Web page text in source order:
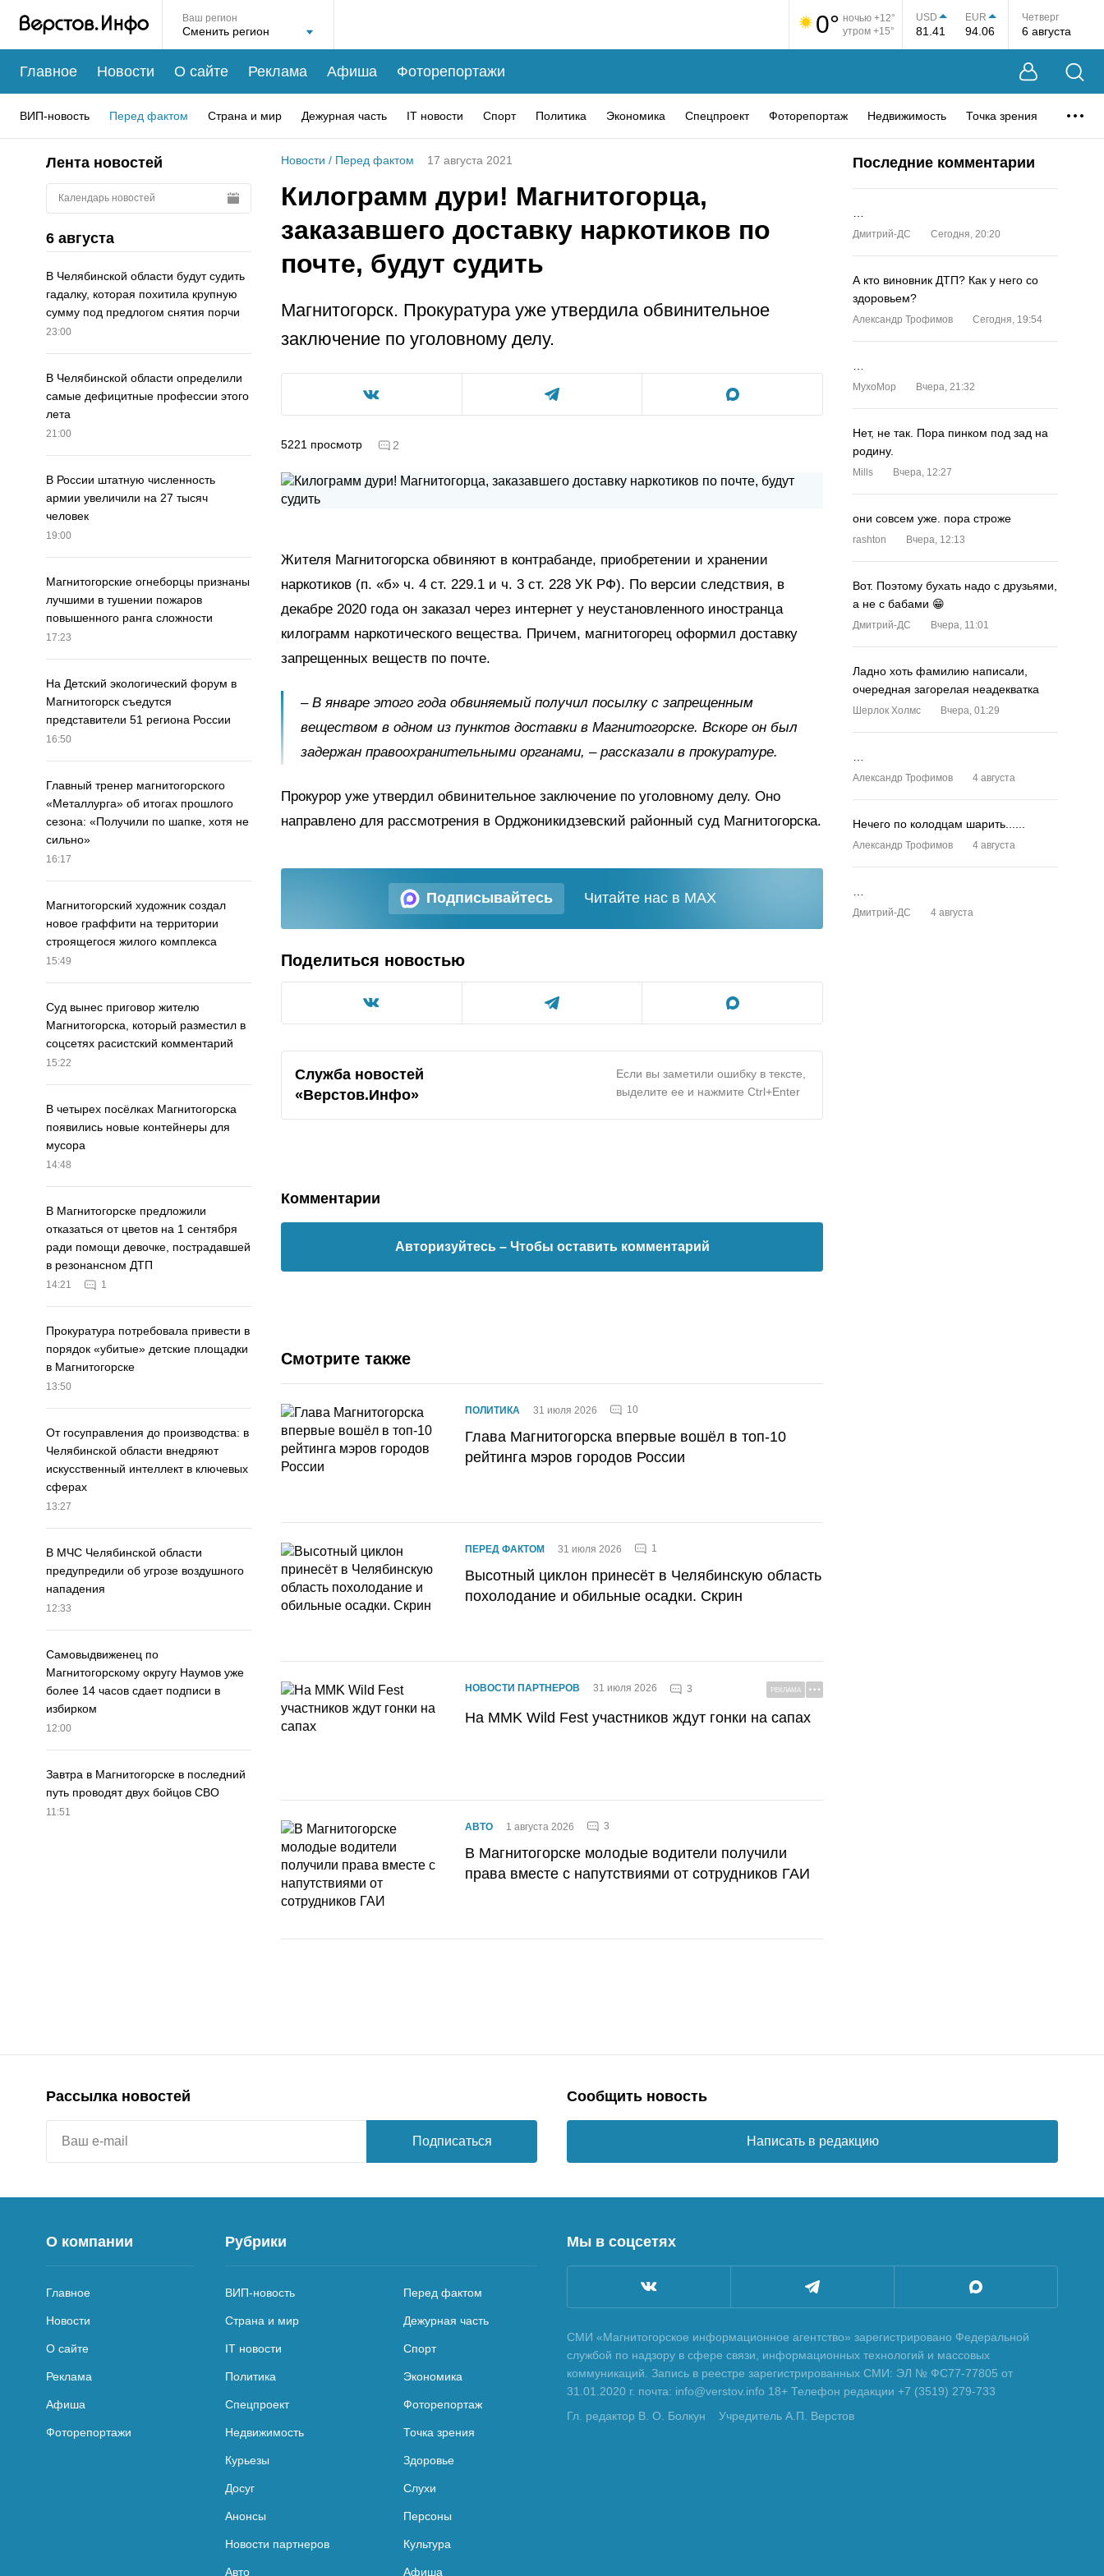
Ваш регион 0° ночью +12°
утром +15°
USD
81.41
EUR
94.06
Четверг
6 августа
Главное Новости О сайте Реклама Афиша Фоторепортажи
ВИП-новость Перед фактом Страна и мир Дежурная часть IT новости Спорт Политика Экономика Спецпроект Фоторепортаж Недвижимость Точка зрения
Лента новостей
Календарь новостей
6 августа
В Челябинской области будут судить
гадалку, которая похитила крупную
сумму под предлогом снятия порчи
23:00
В Челябинской области определили
самые дефицитные профессии этого
лета
21:00
В России штатную численность
армии увеличили на 27 тысяч
человек
19:00
Магнитогорские огнеборцы признаны
лучшими в тушении пожаров
повышенного ранга сложности
17:23
На Детский экологический форум в
Магнитогорск съедутся
представители 51 региона России
16:50
Главный тренер магнитогорского
«Металлурга» об итогах прошлого
сезона: «Получили по шапке, хотя не
сильно»
16:17
Магнитогорский художник создал
новое граффити на территории
строящегося жилого комплекса
15:49
Суд вынес приговор жителю
Магнитогорска, который разместил в
соцсетях расистский комментарий
15:22
В четырех посёлках Магнитогорска
появились новые контейнеры для
мусора
14:48
В Магнитогорске предложили
отказаться от цветов на 1 сентября
ради помощи девочке, пострадавшей
в резонансном ДТП
14:21 1
Прокуратура потребовала привести в
порядок «убитые» детские площадки
в Магнитогорске
13:50
От госуправления до производства: в
Челябинской области внедряют
искусственный интеллект в ключевых
сферах
13:27
В МЧС Челябинской области
предупредили об угрозе воздушного
нападения
12:33
Самовыдвиженец по
Магнитогорскому округу Наумов уже
более 14 часов сдает подписи в
избирком
12:00
Завтра в Магнитогорске в последний
путь проводят двух бойцов СВО
11:51
Новости / Перед фактом 17 августа 2021
Килограмм дури! Магнитогорца,
заказавшего доставку наркотиков по
почте, будут судить
Магнитогорск. Прокуратура уже утвердила обвинительное
заключение по уголовному делу.
5221 просмотр 2
Жителя Магнитогорска обвиняют в контрабанде, приобретении и хранении
наркотиков (п. «б» ч. 4 ст. 229.1 и ч. 3 ст. 228 УК РФ). По версии следствия, в
декабре 2020 года он заказал через интернет у неустановленного иностранца
килограмм наркотического вещества. Причем, магнитогорец оформил доставку
запрещенных веществ по почте.
– В январе этого года обвиняемый получил посылку с запрещенным
веществом в одном из пунктов доставки в Магнитогорске. Вскоре он был
задержан правоохранительными органами, – рассказали в прокуратуре.
Прокурор уже утвердил обвинительное заключение по уголовному делу. Оно
направлено для рассмотрения в Орджоникидзевский районный суд Магнитогорска.
Подписывайтесь Читайте нас в MAX
Поделиться новостью
Служба новостей
«Верстов.Инфо»
Если вы заметили ошибку в тексте,
выделите ее и нажмите Ctrl+Enter
Комментарии
Авторизуйтесь – Чтобы оставить комментарий
Смотрите также
ПОЛИТИКА 31 июля 2026 10
Глава Магнитогорска впервые вошёл в топ-10
рейтинга мэров городов России
ПЕРЕД ФАКТОМ 31 июля 2026 1
Высотный циклон принесёт в Челябинскую область
похолодание и обильные осадки. Скрин
НОВОСТИ ПАРТНЕРОВ 31 июля 2026 3 РЕКЛАМА
На MMK Wild Fest участников ждут гонки на сапах
АВТО 1 августа 2026 3
В Магнитогорске молодые водители получили
права вместе с напутствиями от сотрудников ГАИ
Последние комментарии
Дмитрий-ДС Сегодня, 20:20
А кто виновник ДТП? Как у него со
здоровьем?
Александр Трофимов Сегодня, 19:54
MyxoMop Вчера, 21:32
Нет, не так. Пора пинком под зад на
родину.
Mills Вчера, 12:27
они совсем уже. пора строже
rashton Вчера, 12:13
Вот. Поэтому бухать надо с друзьями,
а не с бабами 😁
Дмитрий-ДС Вчера, 11:01
Ладно хоть фамилию написали,
очередная загорелая неадекватка
Шерлок Холмс Вчера, 01:29
Александр Трофимов 4 августа
Нечего по колодцам шарить......
Александр Трофимов 4 августа
Дмитрий-ДС 4 августа
Рассылка новостей
Подписаться
Сообщить новость
Написать в редакцию
О компании
Главное
Новости
О сайте
Реклама
Афиша
Фоторепортажи
Рубрики
ВИП-новость Перед фактом
Страна и мир Дежурная часть
IT новости Спорт
Политика Экономика
Спецпроект Фоторепортаж
Недвижимость Точка зрения
Курьезы Здоровье
Досуг Слухи
Анонсы Персоны
Новости партнеров Культура
Авто Афиша
Мы в соцсетях
СМИ «Магнитогорское информационное агентство» зарегистрировано Федеральной
службой по надзору в сфере связи, информационных технологий и массовых
коммуникаций. Запись в реестре зарегистрированных СМИ: ЭЛ № ФС77-77805 от
31.01.2020 г. почта: info@verstov.info 18+ Телефон редакции +7 (3519) 279-733
Гл. редактор В. О. Болкун
Учредитель А.П. Верстов